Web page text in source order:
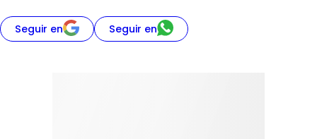
Seguir en Seguir en